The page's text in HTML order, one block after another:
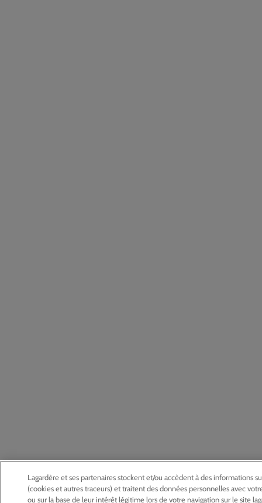
Lagardère et ses partenaires stockent et/ou accèdent à des informations
(cookies et autres traceurs) et traitent des données personnelles avec
ou sur la base de leur intérêt légitime lors de votre navigation sur le site